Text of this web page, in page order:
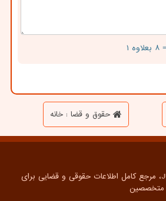
= ۸ بعلاوه ۱
حقوق و قضا : خانه
اطلاعات حقوقی - JUDCMS، مرجع کامل اطلاعات حقوقی و قضایی برای
متخصصین